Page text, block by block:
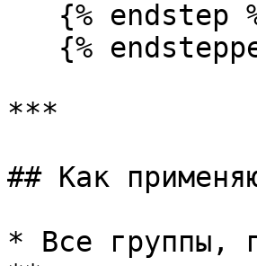
***
## Как
* Все группы,